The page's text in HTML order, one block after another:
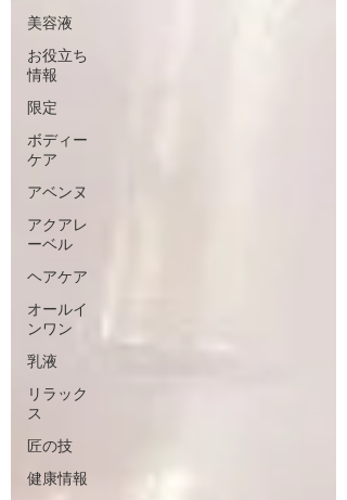
美容液
お役立ち
情報
限定
ボディー
ケア
アベンヌ
アクアレ
ーベル
ヘアケア
オールイ
ンワン
乳液
リラック
ス
匠の技
健康情報